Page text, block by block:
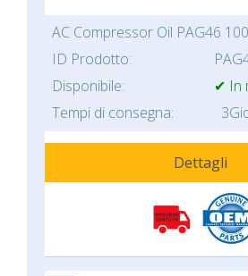
AC Compressor Oil PAG46
ID Prodotto:
Disponibile:
✔ In
Tempi di consegna:
Dettagli